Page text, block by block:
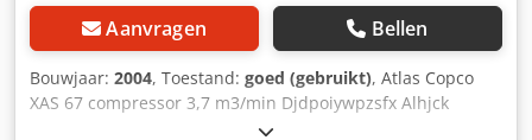
Aanvragen Bellen
Bouwjaar: 2004, Toestand: goed (gebruikt), Atlas Copco
XAS 67 compressor 3,7 m3/min Djdpoiywpzsfx Alhjck
Aantal uren: 2.371 h Deutz motor Type: diesel